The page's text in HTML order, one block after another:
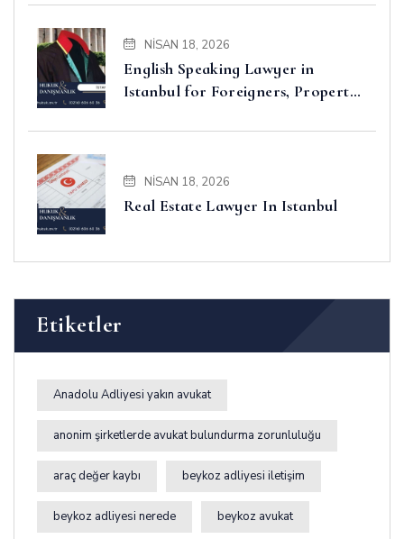
NISAN 18, 2026
English Speaking Lawyer in
Istanbul for Foreigners, Property,
NISAN 18, 2026
Real Estate Lawyer In Istanbul
Etiketler
Anadolu Adliyesi yakın avukat
anonim şirketlerde avukat bulundurma zorunluluğu
araç değer kaybı beykoz adliyesi iletişim
beykoz adliyesi nerede beykoz avukat